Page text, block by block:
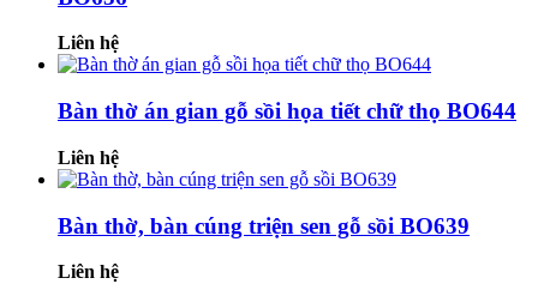
Liên hệ
Bàn thờ án gian gỗ sồi họa tiết chữ thọ BO644
Liên hệ
Bàn thờ, bàn cúng triện sen gỗ sồi BO639
Liên hệ